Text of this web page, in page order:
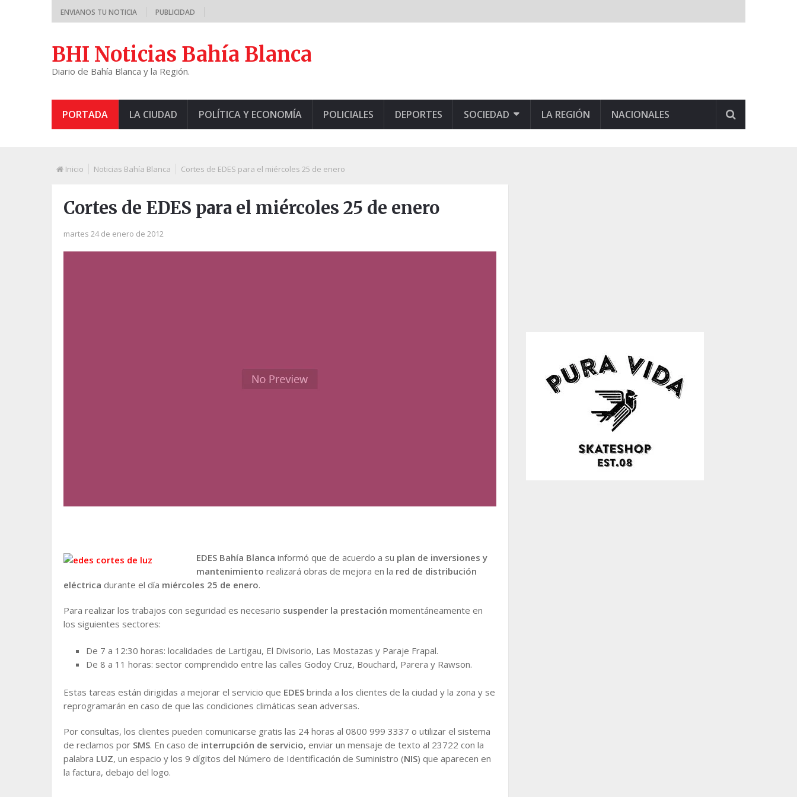
ENVIANOS TU NOTICIA PUBLICIDAD
BHI Noticias Bahía Blanca
Diario de Bahía Blanca y la Región.
PORTADA LA CIUDAD POLÍTICA Y ECONOMÍA POLICIALES DEPORTES SOCIEDAD LA REGIÓN NACIONALES
Inicio Noticias Bahía Blanca Cortes de EDES para el miércoles 25 de enero
Cortes de EDES para el miércoles 25 de enero
martes 24 de enero de 2012
EDES Bahía Blanca informó que de acuerdo a su plan de inversiones y
mantenimiento realizará obras de mejora en la red de distribución
eléctrica durante el día miércoles 25 de enero.
Para realizar los trabajos con seguridad es necesario suspender la prestación momentáneamente en
los siguientes sectores:
De 7 a 12:30 horas: localidades de Lartigau, El Divisorio, Las Mostazas y Paraje Frapal.
De 8 a 11 horas: sector comprendido entre las calles Godoy Cruz, Bouchard, Parera y Rawson.
Estas tareas están dirigidas a mejorar el servicio que EDES brinda a los clientes de la ciudad y la zona y se
reprogramarán en caso de que las condiciones climáticas sean adversas.
Por consultas, los clientes pueden comunicarse gratis las 24 horas al 0800 999 3337 o utilizar el sistema
de reclamos por SMS. En caso de interrupción de servicio, enviar un mensaje de texto al 23722 con la
palabra LUZ, un espacio y los 9 dígitos del Número de Identificación de Suministro (NIS) que aparecen en
la factura, debajo del logo.